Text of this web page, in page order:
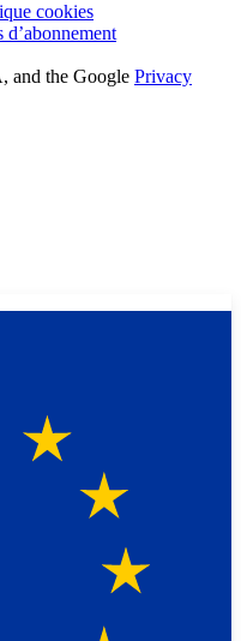
cookies
and the Google Privacy